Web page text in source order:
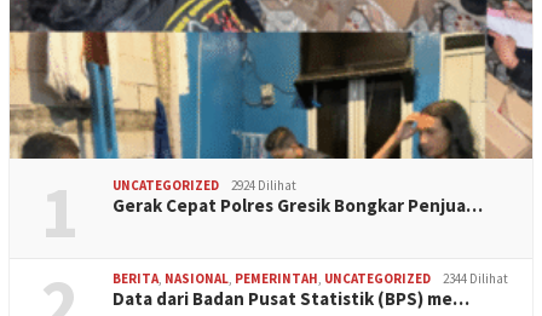
1 UNCATEGORIZED 2924 Dilihat
Gerak Cepat Polres Gresik Bongkar Penjua…
BERITA, NASIONAL, PEMERINTAH, UNCATEGORIZED 2344 Dilihat
Data dari Badan Pusat Statistik (BPS) me…